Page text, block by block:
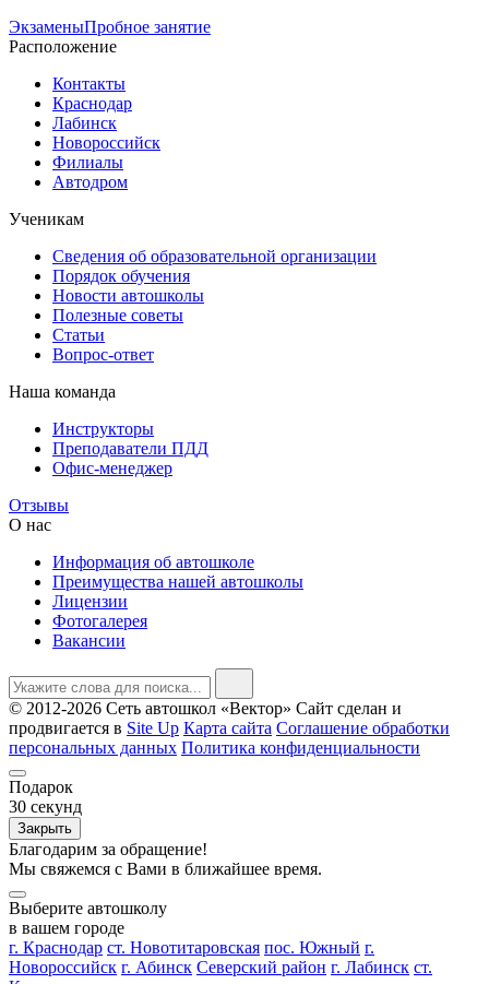
ЭкзаменыПробное занятие
Расположение
Контакты
Краснодар
Лабинск
Новороссийск
Филиалы
Автодром
Ученикам
Сведения об образовательной организации
Порядок обучения
Новости автошколы
Полезные советы
Статьи
Вопрос-ответ
Наша команда
Инструкторы
Преподаватели ПДД
Офис-менеджер
Отзывы
О нас
Информация об автошколе
Преимущества нашей автошколы
Лицензии
Фотогалерея
Вакансии
© 2012-2026 Сеть автошкол «Вектор» Сайт сделан и
продвигается в Site Up Карта сайта Соглашение обработки
персональных данных Политика конфиденциальности
Подарок
30 секунд
Закрыть
Благодарим за обращение!
Мы свяжемся с Вами в ближайшее время.
Выберите автошколу
в вашем городе
г. Краснодар ст. Новотитаровская пос. Южный г.
Новороссийск г. Абинск Северский район г. Лабинск ст.